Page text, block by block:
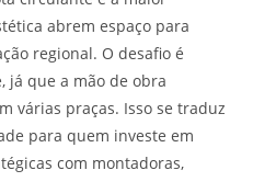
abrem espaço para
regional. O desafio é
já que a mão de obra
várias praças. Isso se traduz
para quem investe em
com montadoras,